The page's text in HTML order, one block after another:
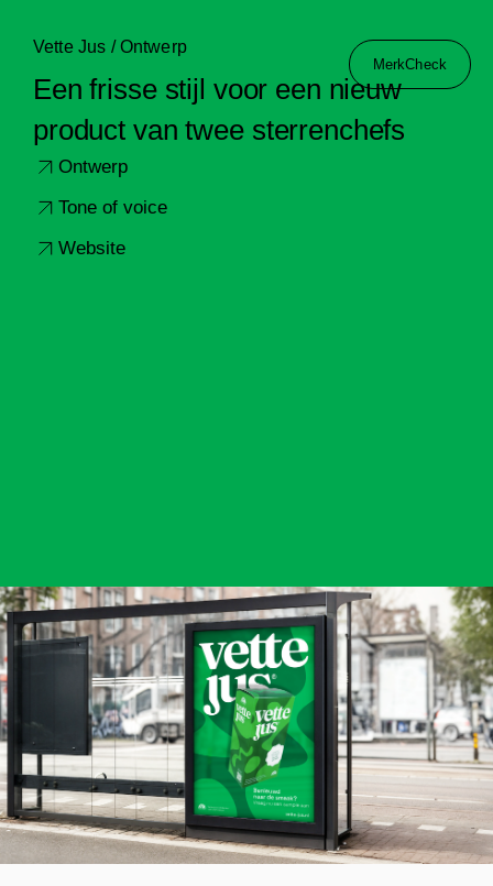
MerkCheck
Vette Jus / Ontwerp
Een frisse stijl voor een nieuw
product van twee sterrenchefs
Ontwerp
Tone of voice
Website